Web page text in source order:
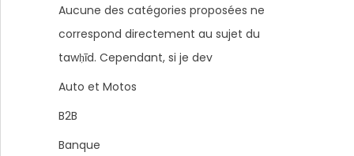
Aucune des catégories proposées ne
correspond directement au sujet du
tawḥīd. Cependant, si je dev
Auto et Motos
B2B
Banque